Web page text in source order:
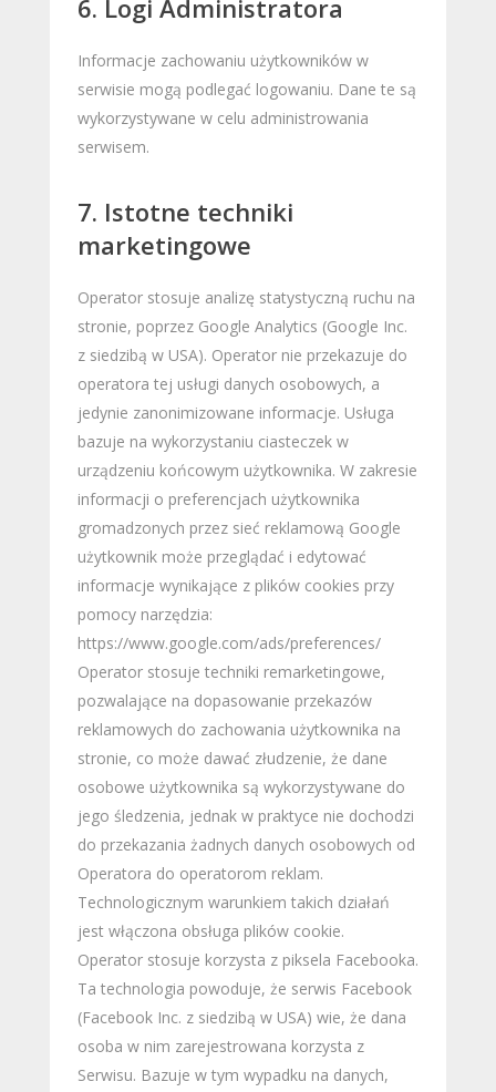
6. Logi Administratora
Informacje zachowaniu użytkowników w
serwisie mogą podlegać logowaniu. Dane te są
wykorzystywane w celu administrowania
serwisem.
7. Istotne techniki
marketingowe
Operator stosuje analizę statystyczną ruchu na
stronie, poprzez Google Analytics (Google Inc.
z siedzibą w USA). Operator nie przekazuje do
operatora tej usługi danych osobowych, a
jedynie zanonimizowane informacje. Usługa
bazuje na wykorzystaniu ciasteczek w
urządzeniu końcowym użytkownika. W zakresie
informacji o preferencjach użytkownika
gromadzonych przez sieć reklamową Google
użytkownik może przeglądać i edytować
informacje wynikające z plików cookies przy
pomocy narzędzia:
https://www.google.com/ads/preferences/
Operator stosuje techniki remarketingowe,
pozwalające na dopasowanie przekazów
reklamowych do zachowania użytkownika na
stronie, co może dawać złudzenie, że dane
osobowe użytkownika są wykorzystywane do
jego śledzenia, jednak w praktyce nie dochodzi
do przekazania żadnych danych osobowych od
Operatora do operatorom reklam.
Technologicznym warunkiem takich działań
jest włączona obsługa plików cookie.
Operator stosuje korzysta z piksela Facebooka.
Ta technologia powoduje, że serwis Facebook
(Facebook Inc. z siedzibą w USA) wie, że dana
osoba w nim zarejestrowana korzysta z
Serwisu. Bazuje w tym wypadku na danych,